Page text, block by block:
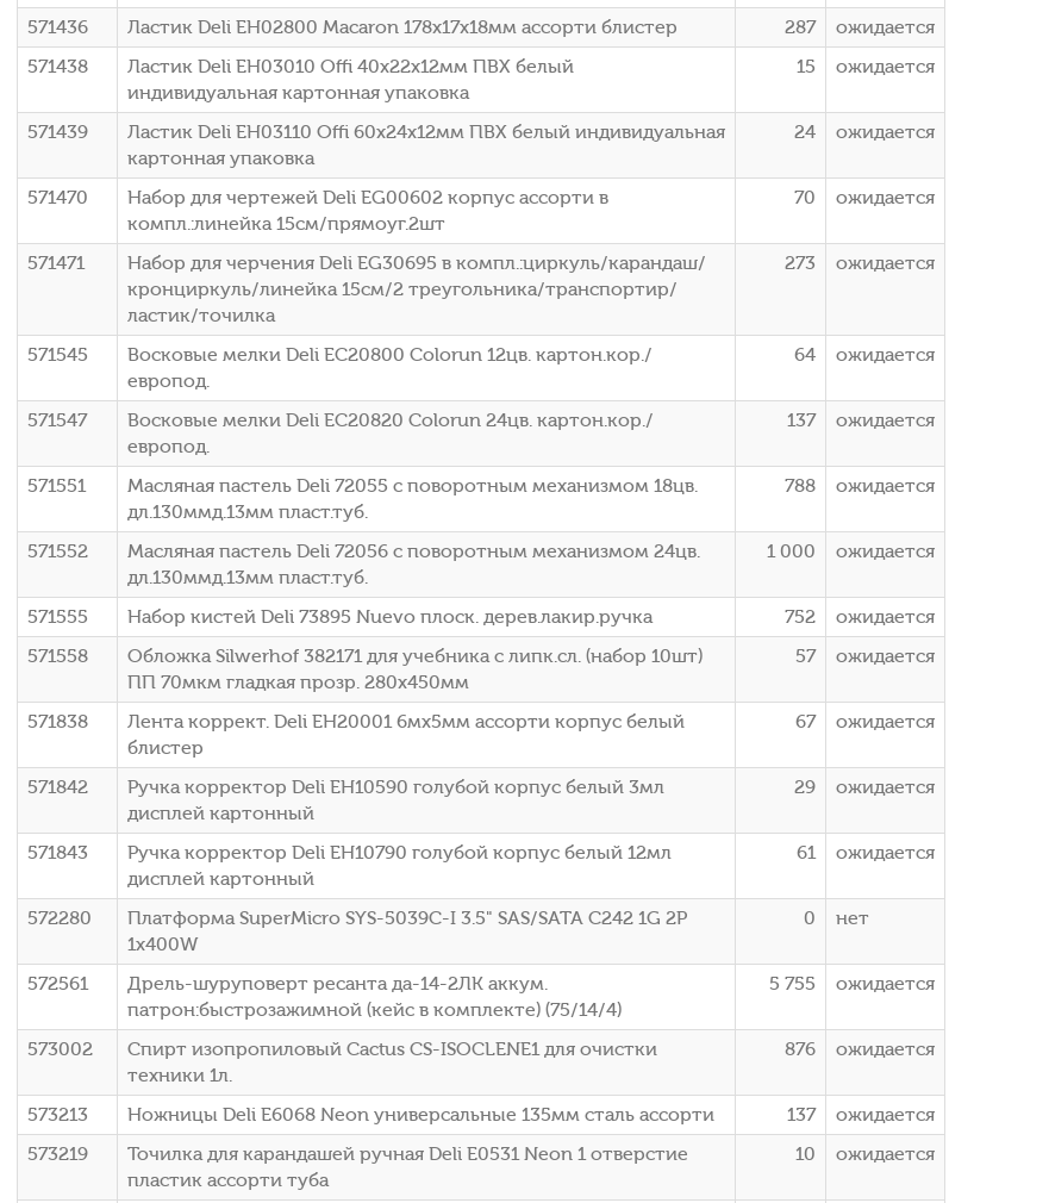
571436 Ластик Deli EH02800 Macaron 178х17х18мм ассорти блистер 287
ожидается
571438
Ластик Deli EH03010 Offi 40x22x12мм ПВХ белый
индивидуальная картонная упаковка
15 ожидается
571439
Ластик Deli EH03110 Offi 60x24x12мм ПВХ белый индивидуальная
картонная упаковка
24 ожидается
571470
Набор для чертежей Deli EG00602 корпус ассорти в
компл.:линейка 15см/прямоуг.2шт
70 ожидается
571471
Набор для черчения Deli EG30695 в компл.:циркуль/карандаш/
кронциркуль/линейка 15см/2 треугольника/транспортир/
ластик/точилка
273 ожидается
571545
Восковые мелки Deli EC20800 Colorun 12цв. картон.кор./
европод.
64 ожидается
571547
Восковые мелки Deli EC20820 Colorun 24цв. картон.кор./
европод.
137 ожидается
571551
Масляная пастель Deli 72055 с поворотным механизмом 18цв.
дл.130ммд.13мм пласт.туб.
788 ожидается
571552
Масляная пастель Deli 72056 с поворотным механизмом 24цв.
дл.130ммд.13мм пласт.туб.
1 000 ожидается
571555 Набор кистей Deli 73895 Nuevo плоск. дерев.лакир.ручка 752
ожидается
571558
Обложка Silwerhof 382171 для учебника с липк.сл. (набор 10шт)
ПП 70мкм гладкая прозр. 280х450мм
57 ожидается
571838
Лента коррект. Deli EH20001 6мх5мм ассорти корпус белый
блистер
67 ожидается
571842
Ручка корректор Deli EH10590 голубой корпус белый 3мл
дисплей картонный
29 ожидается
571843
Ручка корректор Deli EH10790 голубой корпус белый 12мл
дисплей картонный
61 ожидается
572280
Платформа SuperMicro SYS-5039C-I 3.5" SAS/SATA C242 1G 2Р
1x400W
0 нет
572561
Дрель-шуруповерт ресанта да-14-2ЛК аккум.
патрон:быстрозажимной (кейс в комплекте) (75/14/4)
5 755 ожидается
573002
Спирт изопропиловый Cactus CS-ISOCLENE1 для очистки
техники 1л.
876 ожидается
573213 Ножницы Deli E6068 Neon универсальные 135мм сталь ассорти 137
ожидается
573219
Точилка для карандашей ручная Deli E0531 Neon 1 отверстие
пластик ассорти туба
10 ожидается